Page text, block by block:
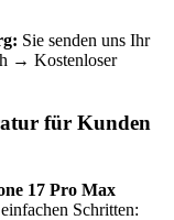
: Sie senden uns Ihr
→ Kostenloser
für Kunden
17 Pro Max
Schritten: